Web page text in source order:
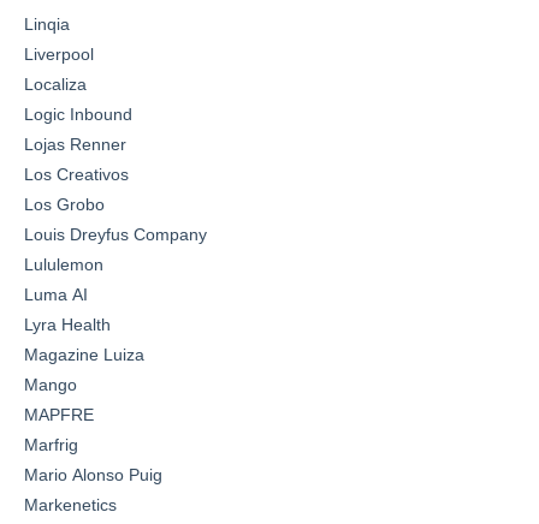
Linqia
Liverpool
Localiza
Logic Inbound
Lojas Renner
Los Creativos
Los Grobo
Louis Dreyfus Company
Lululemon
Luma AI
Lyra Health
Magazine Luiza
Mango
MAPFRE
Marfrig
Mario Alonso Puig
Markenetics